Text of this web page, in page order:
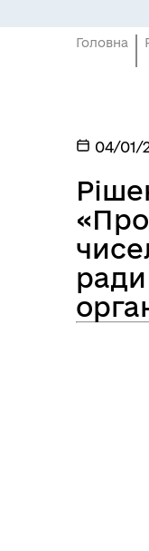
Головна
04/01/
ради